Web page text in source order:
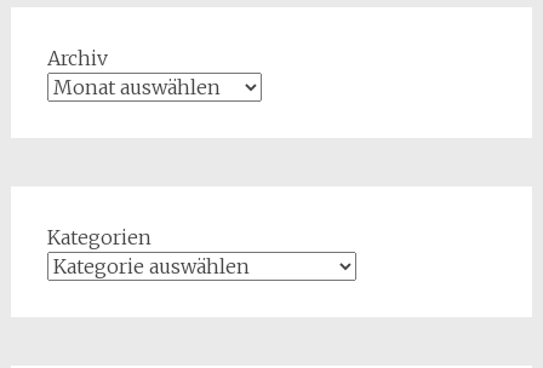
Archiv
Kategorien